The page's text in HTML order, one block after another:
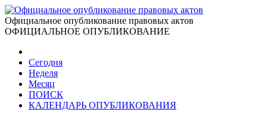
Официальное опубликование правовых актов
ОФИЦИАЛЬНОЕ ОПУБЛИКОВАНИЕ
Сегодня
Неделя
Месяц
ПОИСК
КАЛЕНДАРЬ ОПУБЛИКОВАНИЯ